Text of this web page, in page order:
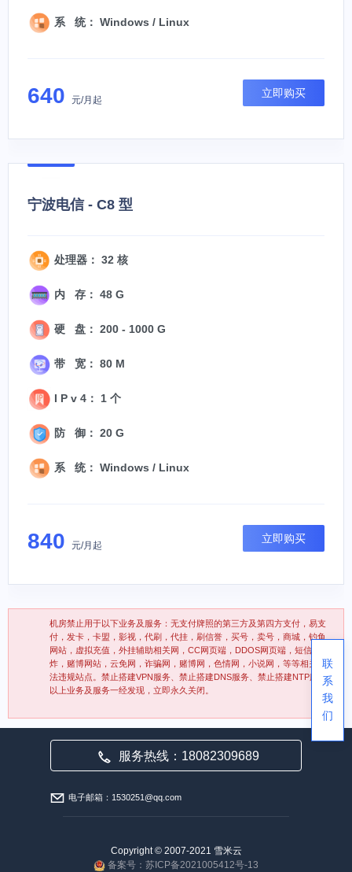
系 统： Windows / Linux
640 元/月起
立即购买
宁波电信 - C8 型
处理器： 32 核
内 存： 48 G
硬 盘： 200 - 1000 G
带 宽： 80 M
I P v 4： 1 个
防 御： 20 G
系 统： Windows / Linux
840 元/月起
立即购买
机房禁止用于以下业务及服务：无支付牌照的第三方及第四方支付，易支
付，发卡，卡盟，影视，代刷，代挂，刷信誉，买号，卖号，商城，钓鱼
网站，虚拟充值，外挂辅助相关网，CC网页端，DDOS网页端，短信轰
炸，赌博网站，云免网，诈骗网，赌博网，色情网，小说网，等等相关违
法违规站点。禁止搭建VPN服务、禁止搭建DNS服务、禁止搭建NTP服务
以上业务及服务一经发现，立即永久关闭。
服务热线：18082309689
电子邮箱：1530251@qq.com
Copyright © 2007-2021 雪米云
备案号：苏ICP备2021005412号-13
联
系
我
们